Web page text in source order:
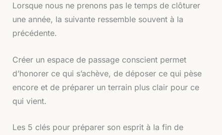
Lorsque nous ne prenons pas le temps de clôturer
une année, la suivante ressemble souvent à la
précédente.
Créer un espace de passage conscient permet
d’honorer ce qui s’achève, de déposer ce qui pèse
encore et de préparer un terrain plus clair pour ce
qui vient.
Les 5 clés pour préparer son esprit à la fin de